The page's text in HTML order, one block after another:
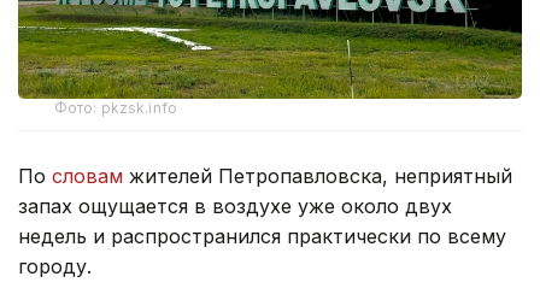
Фото: pkzsk.info
По словам жителей Петропавловска, неприятный
запах ощущается в воздухе уже около двух
недель и распространился практически по всему
городу.